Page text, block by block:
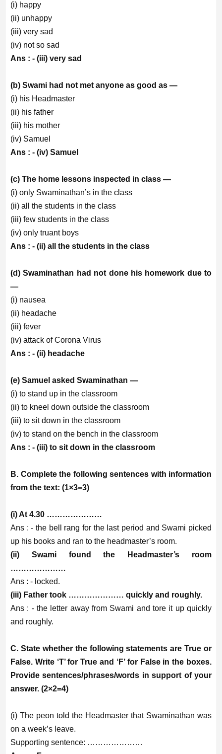
(i) happy
(ii) unhappy
(iii) very sad
(iv) not so sad
Ans : - (iii) very sad
(b) Swami had not met anyone as good as —
(i) his Headmaster
(ii) his father
(iii) his mother
(iv) Samuel
Ans : - (iv) Samuel
(c) The home lessons inspected in class —
(i) only Swaminathan’s in the class
(ii) all the students in the class
(iii) few students in the class
(iv) only truant boys
Ans : - (ii) all the students in the class
(d) Swaminathan had not done his homework due to
—
(i) nausea
(ii) headache
(iii) fever
(iv) attack of Corona Virus
Ans : - (ii) headache
(e) Samuel asked Swaminathan —
(i) to stand up in the classroom
(ii) to kneel down outside the classroom
(iii) to sit down in the classroom
(iv) to stand on the bench in the classroom
Ans : - (iii) to sit down in the classroom
B. Complete the following sentences with information
from the text: (1×3=3)
(i) At 4.30 …………………
Ans : - the bell rang for the last period and Swami picked
up his books and ran to the headmaster’s room.
(ii) Swami found the Headmaster’s room
…………………
Ans : - locked.
(iii) Father took ………………… quickly and roughly.
Ans : - the letter away from Swami and tore it up quickly
and roughly.
C. State whether the following statements are True or
False. Write ‘T’ for True and ‘F’ for False in the boxes.
Provide sentences/phrases/words in support of your
answer. (2×2=4)
(i) The peon told the Headmaster that Swaminathan was
on a week’s leave.
Supporting sentence: …………………